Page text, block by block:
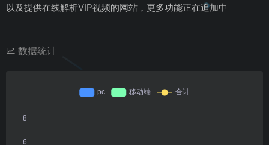
以及提供在线解析VIP视频的网站，更多功能正在追加中
数据统计